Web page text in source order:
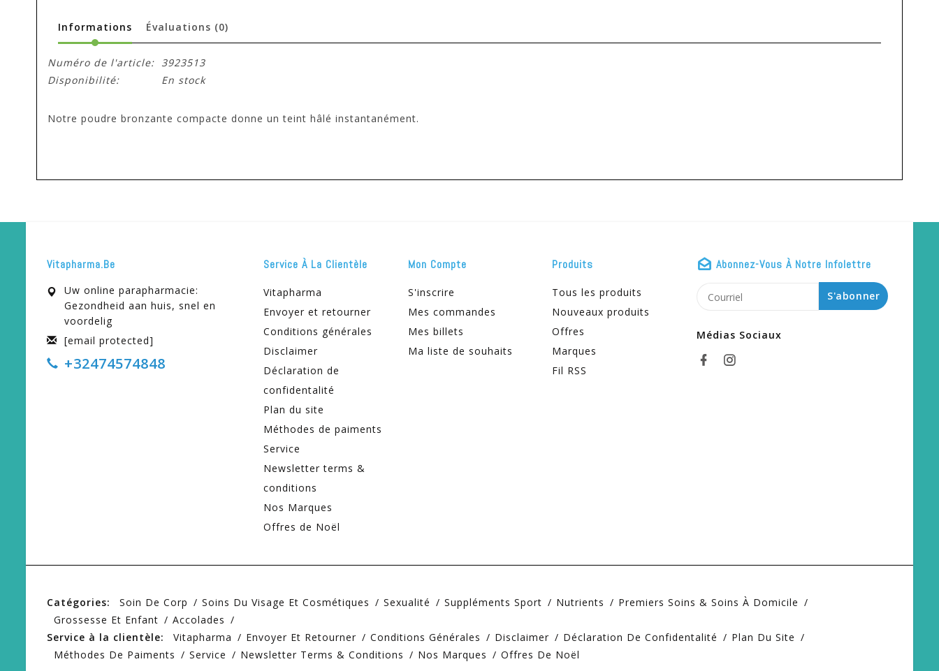
Informations Évaluations (0)
Numéro de l'article: 3923513
Disponibilité:
En stock
Notre poudre bronzante compacte donne un teint hâlé instantanément.
Vitapharma.be
Uw online parapharmacie:
Gezondheid aan huis, snel en
voordelig
[email protected]
+32474574848
Service À La Clientèle
Vitapharma
Envoyer et retourner
Conditions générales
Disclaimer
Déclaration de
confidentalité
Plan du site
Méthodes de paiments
Service
Newsletter terms &
conditions
Nos Marques
Offres de Noël
Mon Compte
S'inscrire
Mes commandes
Mes billets
Ma liste de souhaits
Produits
Tous les produits
Nouveaux produits
Offres
Marques
Fil RSS
Abonnez-Vous À Notre Infolettre
S'abonner
Médias Sociaux
Catégories: Soin De Corp Soins Du Visage Et Cosmétiques Sexualité Suppléments Sport Nutrients
Premiers Soins & Soins À Domicile
Grossesse Et Enfant
Accolades
Service à la clientèle:
Vitapharma Envoyer Et Retourner Conditions Générales Disclaimer Déclaration De Confidentalité
Plan Du Site
Méthodes De Paiments
Service Newsletter Terms & Conditions Nos Marques Offres De Noël